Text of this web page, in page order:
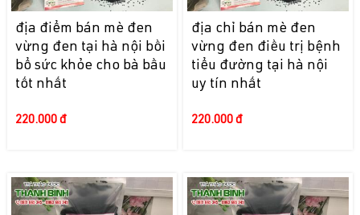
địa điểm bán mè đen
vừng đen tại hà nội bồi
bổ sức khỏe cho bà bầu
tốt nhất
220.000 đ
địa chỉ bán mè đen
vừng đen điều trị bệnh
tiểu đường tại hà nội
uy tín nhất
220.000 đ